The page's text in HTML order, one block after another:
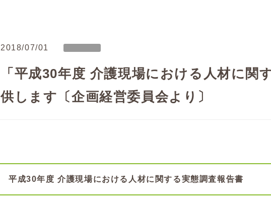
2018/07/01
「平成30年度 介護現場における人材に関
供します〔企画経営委員会より〕
平成30年度 介護現場における人材に関する実態調査報告書